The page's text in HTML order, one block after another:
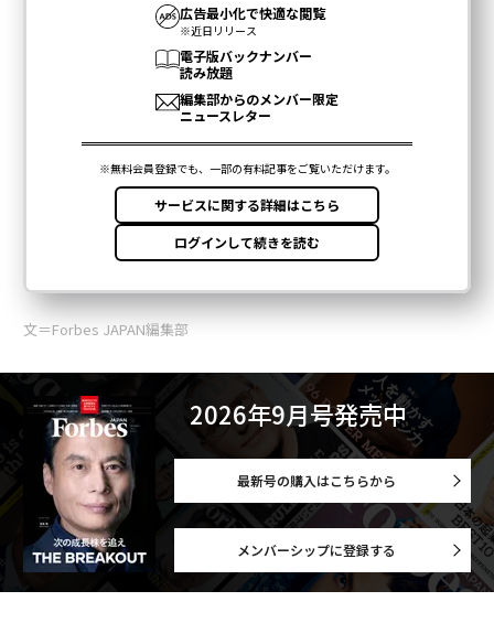
文＝Forbes JAPAN編集部
2026年9月号発売中
最新号の購入はこちらから
メンバーシップに登録する